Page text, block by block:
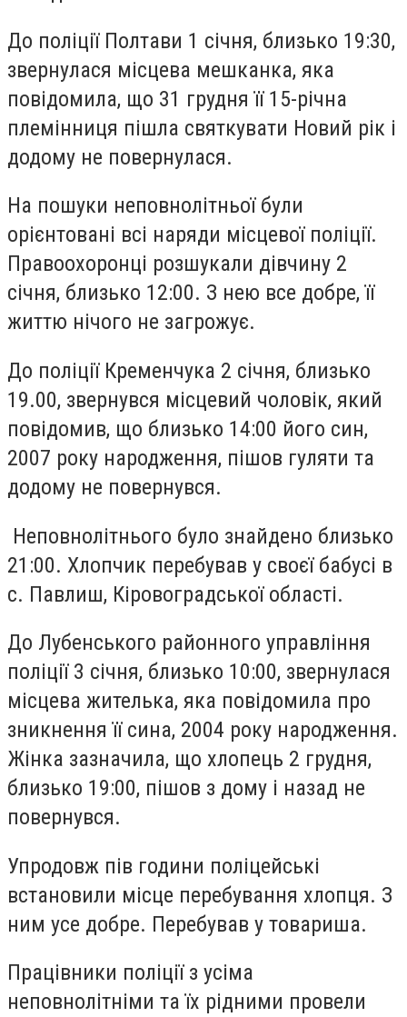
До поліції Полтави 1 січня, близько 19:30,
звернулася місцева мешканка, яка
повідомила, що 31 грудня її 15-річна
племінниця пішла святкувати Новий рік і
додому не повернулася.
На пошуки неповнолітньої були
орієнтовані всі наряди місцевої поліції.
Правоохоронці розшукали дівчину 2
січня, близько 12:00. З нею все добре, її
життю нічого не загрожує.
До поліції Кременчука 2 січня, близько
19.00, звернувся місцевий чоловік, який
повідомив, що близько 14:00 його син,
2007 року народження, пішов гуляти та
додому не повернувся.
Неповнолітнього було знайдено близько
21:00. Хлопчик перебував у своєї бабусі в
с. Павлиш, Кіровоградської області.
До Лубенського районного управління
поліції 3 січня, близько 10:00, звернулася
місцева жителька, яка повідомила про
зникнення її сина, 2004 року народження.
Жінка зазначила, що хлопець 2 грудня,
близько 19:00, пішов з дому і назад не
повернувся.
Упродовж пів години поліцейські
встановили місце перебування хлопця. З
ним усе добре. Перебував у товариша.
Працівники поліції з усіма
неповнолітніми та їх рідними провели